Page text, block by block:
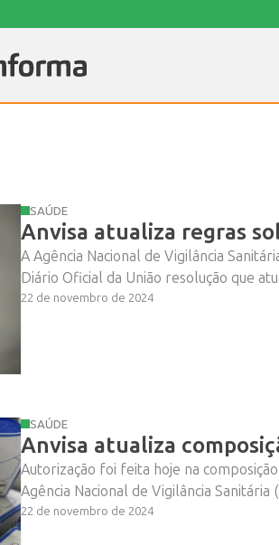
SAÚDE
Anvisa atualiza regras
A Agência Nacional de Vigilância
Diário Oficial da União resolução que
22 de novembro de 2024
SAÚDE
Anvisa atualiza
Autorização foi feita hoje na
Agência Nacional de Vigilância Sanitária
22 de novembro de 2024